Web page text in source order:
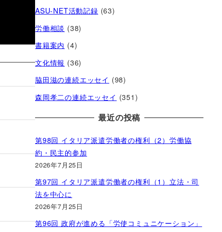
ASU-NET活動記録 (63)
労働相談 (38)
書籍案内 (4)
文化情報 (36)
脇田滋の連続エッセイ (98)
森岡孝二の連続エッセイ (351)
最近の投稿
第98回 イタリア派遣労働者の権利（2）労働協
約・民主的参加
2026年7月25日
第97回 イタリア派遣労働者の権利（1）立法・司
法を中心に
2026年7月25日
第96回 政府が進める「労使コミュニケーション」